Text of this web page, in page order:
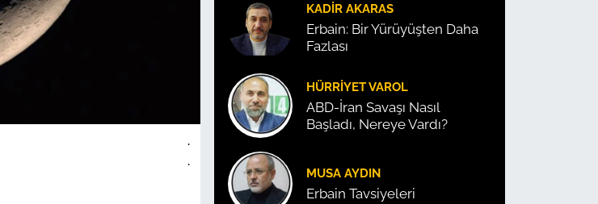
.
.
KADIR AKARAS
Erbain: Bir Yürüyüşten Daha
Fazlası
HÜRRIYET VAROL
ABD-İran Savaşı Nasıl
Başladı, Nereye Vardı?
MUSA AYDIN
Erbain Tavsiyeleri